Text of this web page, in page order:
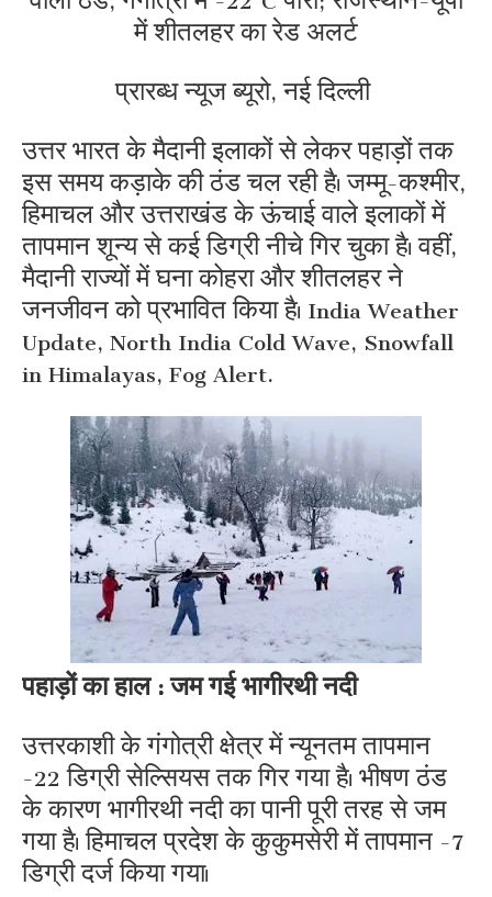
में शीतलहर का रेड अलर्ट
प्रारब्ध न्यूज ब्यूरो, नई दिल्ली
उत्तर भारत के मैदानी इलाकों से लेकर पहाड़ों तक
इस समय कड़ाके की ठंड चल रही है। जम्मू-कश्मीर,
हिमाचल और उत्तराखंड के ऊंचाई वाले इलाकों में
तापमान शून्य से कई डिग्री नीचे गिर चुका है। वहीं,
मैदानी राज्यों में घना कोहरा और शीतलहर ने
जनजीवन को प्रभावित किया है। India Weather
Update, North India Cold Wave, Snowfall
in Himalayas, Fog Alert.
पहाड़ों का हाल : जम गई भागीरथी नदी
उत्तरकाशी के गंगोत्री क्षेत्र में न्यूनतम तापमान
-22 डिग्री सेल्सियस तक गिर गया है। भीषण ठंड
के कारण भागीरथी नदी का पानी पूरी तरह से जम
गया है। हिमाचल प्रदेश के कुकुमसेरी में तापमान -7
डिग्री दर्ज किया गया।